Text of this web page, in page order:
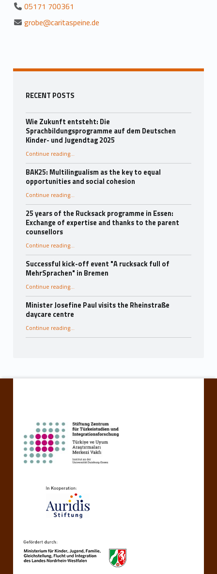
05171 700361
grobe@caritaspeine.de
Sidebar
RECENT POSTS
Wie Zukunft entsteht: Die
Sprachbildungsprogramme auf dem Deutschen
Kinder- und Jugendtag 2025
Continue reading“Wie Zukunft entsteht: Die Sprachbildungsprogramme auf dem Deutschen Kinder- und Jugendtag 2025”
…
BAK25: Multilingualism as the key to equal
opportunities and social cohesion
Continue reading“BAK25: Mehrsprachigkeit als Schlüssel für Chancengerechtigkeit und gesellschaftlichen Zusammenhalt”
…
25 years of the Rucksack programme in Essen:
Exchange of expertise and thanks to the parent
counsellors
Continue reading“25 Jahre Rucksack-Programm in Essen: Fachaustausch und Dank an die Elternbegleiter*innen”
…
Successful kick-off event "A rucksack full of
MehrSprachen" in Bremen
Continue reading“Erfolgreiche Auftaktveranstaltung „Ein Rucksack voll mit MehrSprachen“ in Bremen”
…
Minister Josefine Paul visits the Rheinstraße
daycare centre
Continue reading“Ministerin Josefine Paul zu Gast in der Kita Rheinstraße”
…